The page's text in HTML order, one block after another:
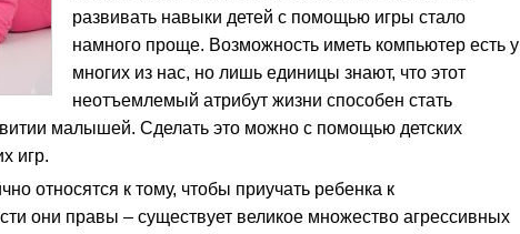
развивать навыки детей с помощью игры стало
намного проще. Возможность иметь компьютер есть у
многих из нас, но лишь единицы знают, что этот
неотъемлемый атрибут жизни способен стать
малышей. Сделать это можно с помощью детских
игр.
относятся к тому, чтобы приучать ребенка к
они правы – существует великое множество агрессивных